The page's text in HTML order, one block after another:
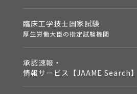
臨床工学技士国家試験
厚生労働大臣の指定試験機関
承認速報・
情報サービス【JAAME Search】